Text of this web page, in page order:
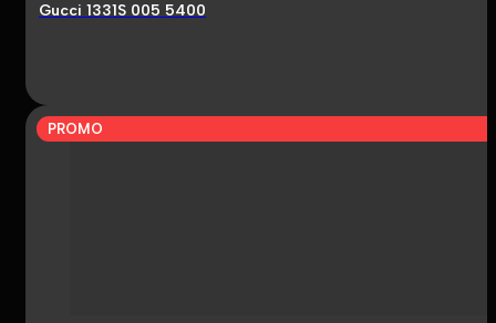
Gucci 1331S 005 5400
PROMO